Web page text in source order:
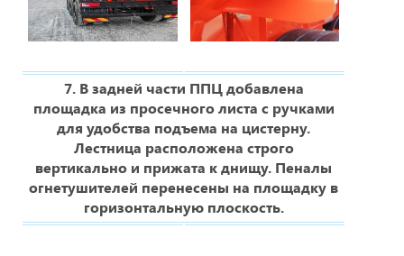
7. В задней части ППЦ добавлена
площадка из просечного листа с ручками
для удобства подъема на цистерну.
Лестница расположена строго
вертикально и прижата к днищу. Пеналы
огнетушителей перенесены на площадку в
горизонтальную плоскость.